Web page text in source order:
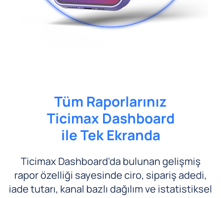
Tüm Raporlarınız
Ticimax Dashboard
ile Tek Ekranda
Ticimax Dashboard'da bulunan gelişmiş
rapor özelliği sayesinde ciro, sipariş adedi,
iade tutarı, kanal bazlı dağılım ve istatistiksel